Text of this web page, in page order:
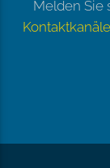
Melden Sie
Kontaktkanäle